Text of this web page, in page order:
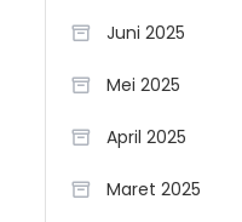
Juni 2025
Mei 2025
April 2025
Maret 2025